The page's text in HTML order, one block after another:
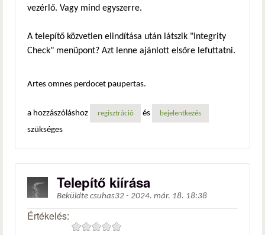
vezérlő. Vagy mind egyszerre.
A telepítő közvetlen elindítása után látszik "Integrity
Check" menüpont? Azt lenne ajánlott elsőre lefuttatni.
Artes omnes perdocet paupertas.
a hozzászóláshoz regisztráció és bejelentkezés
szükséges
Telepítő kiírása
Beküldte csuhas32 - 2024. már. 18. 18:38
Értékelés: